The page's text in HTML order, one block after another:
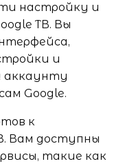
настройку и
ТВ. Вы
и
аккаунту
Google.
к
Вам доступны
такие как